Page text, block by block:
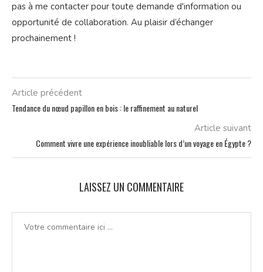
pas à me contacter pour toute demande d'information ou
opportunité de collaboration. Au plaisir d’échanger
prochainement !
Article précédent
Tendance du nœud papillon en bois : le raffinement au naturel
Article suivant
Comment vivre une expérience inoubliable lors d’un voyage en Égypte ?
LAISSEZ UN COMMENTAIRE